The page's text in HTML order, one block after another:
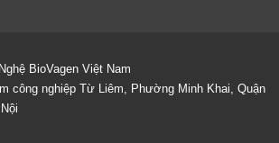
BioVagen Việt Nam
công nghiệp Từ Liêm, Phường Minh Khai, Quận